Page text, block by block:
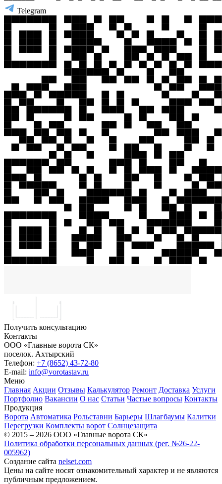
Telegram
Получить консультацию
Контакты
ООО «Главные ворота СК»
поселок. Ахтырский
Телефон: +7 (8652) 43-72-80
E-mail: info@vorotastav.ru
Меню
Главная Акции Отзывы Калькулятор Ремонт Доставка Услуги
Портфолио Вакансии О нас Статьи Частые вопросы Контакты
Продукция
Ворота Автоматика Рольставни Барьеры Шлагбаумы Калитки
Перегрузки Комплекты ворот Солнцезащита
© 2015 – 2026 ООО «Главные ворота СК»
Политика обработки персональных данных (рег. №26-22-
005962)
Создание сайта nelset.com
Цены на сайте носят ознакомительный характер и не являются
публичным предложением.